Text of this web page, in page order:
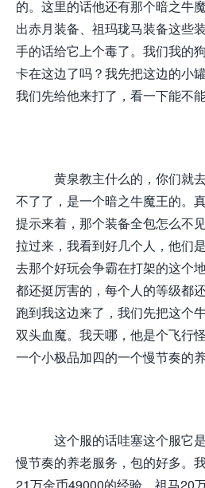
的。这里的话他还有那个暗之牛
出赤月装备、祖玛珑马装备这些
手的话给它上个毒了。我们我的
卡在这边了吗？我先把这边的小
我们先给他来打了，看一下能不
黄泉教主什么的，你们就
不了了，是一个暗之牛魔王的。
提示来着，那个装备全包怎么不
拉过来，我看到好几个人，他们
去那个好玩会争霸在打架的这个
都还挺厉害的，每个人的等级都
跑到我这边来了，我们先把这个
双头血魔。我天哪，他是个飞行
一个小极品加四的一个慢节奏的养
这个服的话哇塞这个服它
慢节奏的养老服务，包的好多。